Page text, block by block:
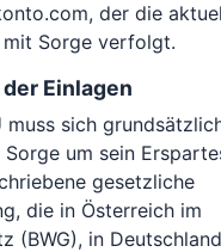
der die
Sorge verfolgt.
Einlagen
muss sich
um sein
gesetzliche
die in Österreich im
(BWG), in